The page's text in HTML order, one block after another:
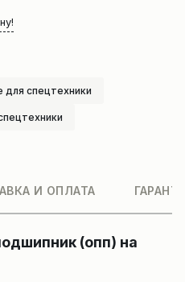
спецтехники
И ОПЛАТА
(опп) на